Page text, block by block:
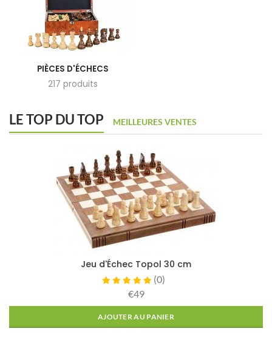
PIÈCES D'ÉCHECS
217 produits
LE TOP DU TOP MEILLEURES VENTES
Jeu d'Échec Topol 30 cm
(0)
€49
AJOUTER AU PANIER